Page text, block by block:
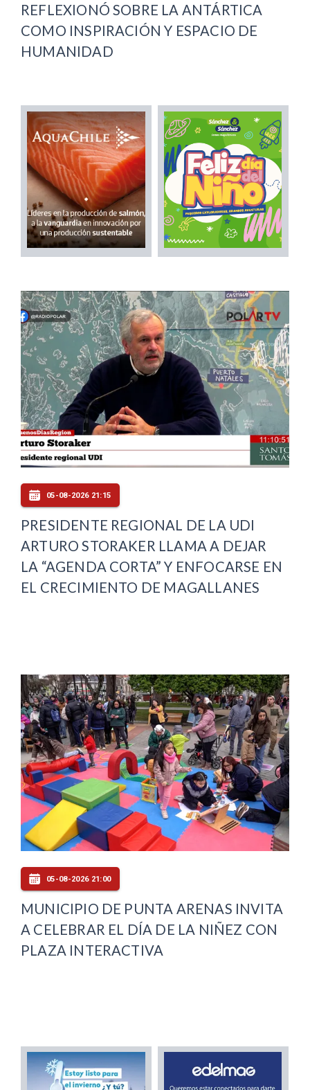
REFLEXIONÓ SOBRE LA ANTÁRTICA
COMO INSPIRACIÓN Y ESPACIO DE
HUMANIDAD
05-08-2026 21:15
PRESIDENTE REGIONAL DE LA UDI
ARTURO STORAKER LLAMA A DEJAR
LA “AGENDA CORTA” Y ENFOCARSE EN
EL CRECIMIENTO DE MAGALLANES
05-08-2026 21:00
MUNICIPIO DE PUNTA ARENAS INVITA
A CELEBRAR EL DÍA DE LA NIÑEZ CON
PLAZA INTERACTIVA